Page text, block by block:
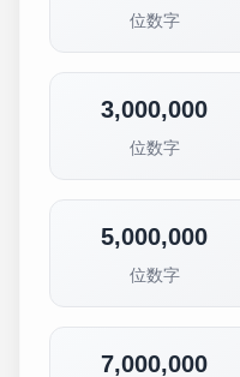
位数字
3,000,000
位数字
5,000,000
位数字
7,000,000